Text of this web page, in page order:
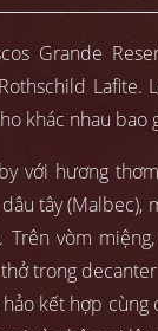
Grande
Lafite.
khác nhau bao
với hương
tây
Trên vòm
trong
kết hợp